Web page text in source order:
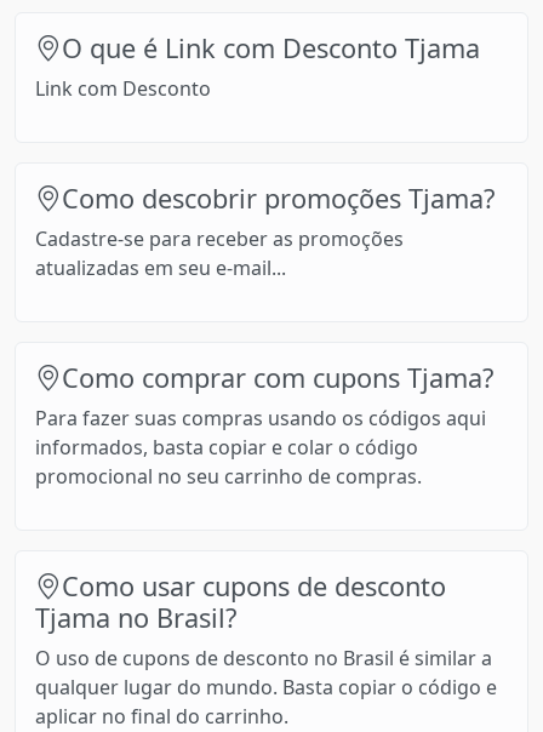
O que é Link com Desconto Tjama
Link com Desconto
Como descobrir promoções Tjama?
Cadastre-se para receber as promoções
atualizadas em seu e-mail...
Como comprar com cupons Tjama?
Para fazer suas compras usando os códigos aqui
informados, basta copiar e colar o código
promocional no seu carrinho de compras.
Como usar cupons de desconto
Tjama no Brasil?
O uso de cupons de desconto no Brasil é similar a
qualquer lugar do mundo. Basta copiar o código e
aplicar no final do carrinho.